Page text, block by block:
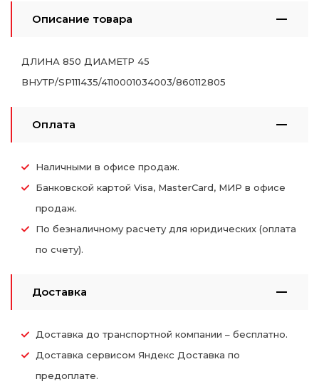
Описание товара
ДЛИНА 850 ДИАМЕТР 45
ВНУТР/SP111435/4110001034003/860112805
Оплата
Наличными в офисе продаж.
Банковской картой Visa, MasterCard, МИР в офисе
продаж.
По безналичному расчету для юридических (оплата
по счету).
Доставка
Доставка до транспортной компании – бесплатно.
Доставка сервисом Яндекс Доставка по
предоплате.